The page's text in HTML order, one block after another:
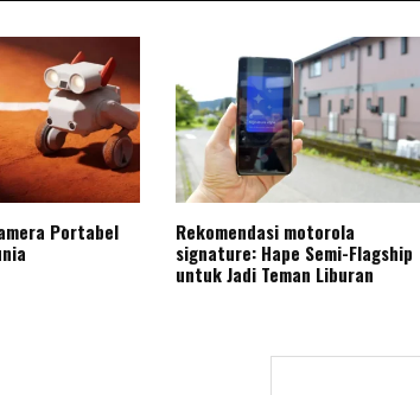
Portabel
Rekomendasi motorola
signature: Hape Semi-Flagship
untuk Jadi Teman Liburan